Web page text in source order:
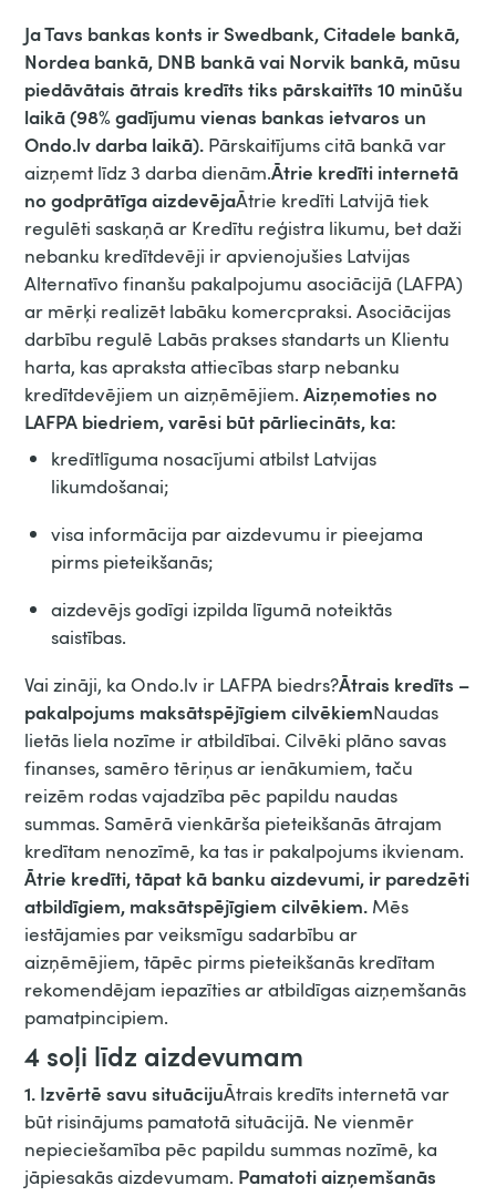
Ja Tavs bankas konts ir Swedbank, Citadele bankā,
Nordea bankā, DNB bankā vai Norvik bankā, mūsu
piedāvātais ātrais kredīts tiks pārskaitīts 10 minūšu
laikā (98% gadījumu vienas bankas ietvaros un
Ondo.lv darba laikā). Pārskaitījums citā bankā var
aizņemt līdz 3 darba dienām.Ātrie kredīti internetā
no godprātīga aizdevējaĀtrie kredīti Latvijā tiek
regulēti saskaņā ar Kredītu reģistra likumu, bet daži
nebanku kredītdevēji ir apvienojušies Latvijas
Alternatīvo finanšu pakalpojumu asociācijā (LAFPA)
ar mērķi realizēt labāku komercpraksi. Asociācijas
darbību regulē Labās prakses standarts un Klientu
harta, kas apraksta attiecības starp nebanku
kredītdevējiem un aizņēmējiem.Aizņemoties no
LAFPA biedriem, varēsi būt pārliecināts, ka:
kredītlīguma nosacījumi atbilst Latvijas
likumdošanai;
visa informācija par aizdevumu ir pieejama
pirms pieteikšanās;
aizdevējs godīgi izpilda līgumā noteiktās
saistības.
Vai zināji, ka Ondo.lv ir LAFPA biedrs?Ātrais kredīts –
pakalpojums maksātspējīgiem cilvēkiemNaudas
lietās liela nozīme ir atbildībai. Cilvēki plāno savas
finanses, samēro tēriņus ar ienākumiem, taču
reizēm rodas vajadzība pēc papildu naudas
summas. Samērā vienkārša pieteikšanās ātrajam
kredītam nenozīmē, ka tas ir pakalpojums ikvienam.
Ātrie kredīti, tāpat kā banku aizdevumi, ir paredzēti
atbildīgiem, maksātspējīgiem cilvēkiem. Mēs
iestājamies par veiksmīgu sadarbību ar
aizņēmējiem, tāpēc pirms pieteikšanās kredītam
rekomendējam iepazīties ar atbildīgas aizņemšanās
pamatpincipiem.
4 soļi līdz aizdevumam
1. Izvērtē savu situācijuĀtrais kredīts internetā var
būt risinājums pamatotā situācijā. Ne vienmēr
nepieciešamība pēc papildu summas nozīmē, ka
jāpiesakās aizdevumam. Pamatoti aizņemšanās